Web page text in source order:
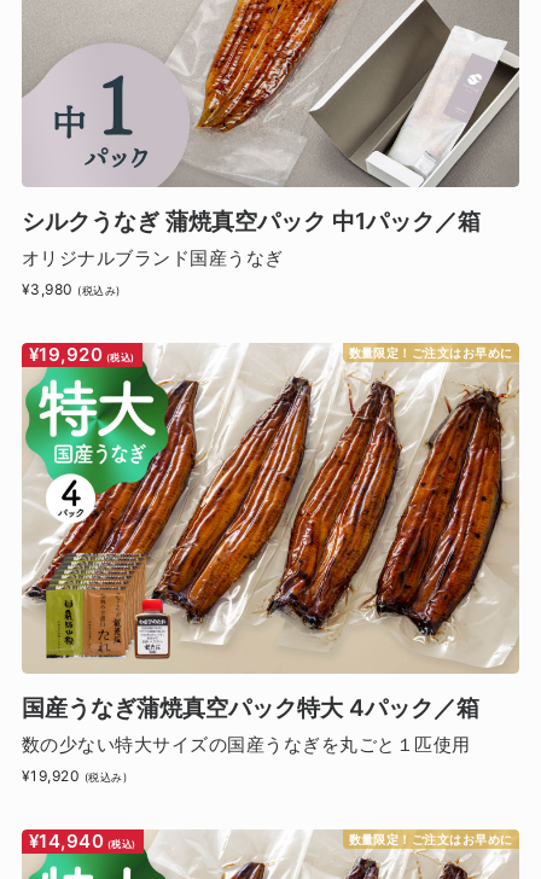
シルクうなぎ 蒲焼真空パック 中1パック／箱
オリジナルブランド国産うなぎ
¥3,980 (税込み)
数量限定！ご注文はお早めに
¥19,920 (税込)
国産うなぎ蒲焼真空パック特大 4パック／箱
数の少ない特大サイズの国産うなぎを丸ごと１匹使用
¥19,920 (税込み)
数量限定！ご注文はお早めに
¥14,940 (税込)